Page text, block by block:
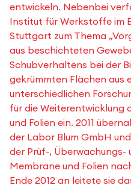
entwickeln. Nebenbei
Institut für Werkstoffe im
Stuttgart zum Thema
aus beschichteten
Schubverhaltens bei der
gekrümmten Flächen aus
unterschiedlichen
für die Weiterentwicklung
und Folien ein. 2011
der Labor Blum GmbH
der Prüf-,
Membrane und Folien
Ende 2012 an leitete sie